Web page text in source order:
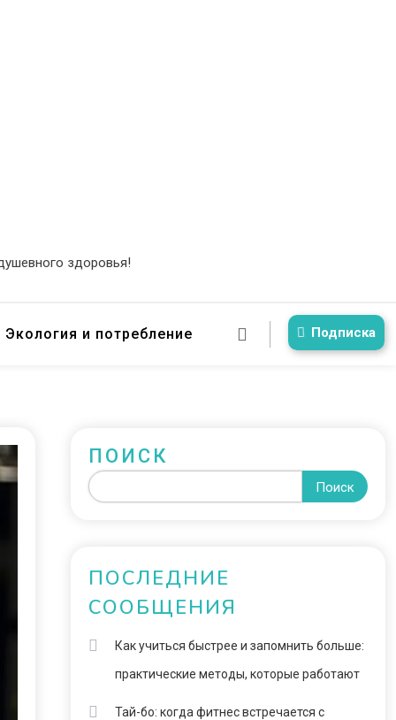
здоровья!
Экология и потребление Подписка
ПОИСК
Поиск
ПОСЛЕДНИЕ
СООБЩЕНИЯ
Как учиться быстрее и запомнить больше:
практические методы, которые работают
Тай-бо: когда фитнес встречается с